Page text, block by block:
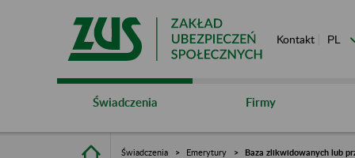
Kontakt
Świadczenia Firmy
Świadczenia Emerytury Baza zlikwidowanych lub